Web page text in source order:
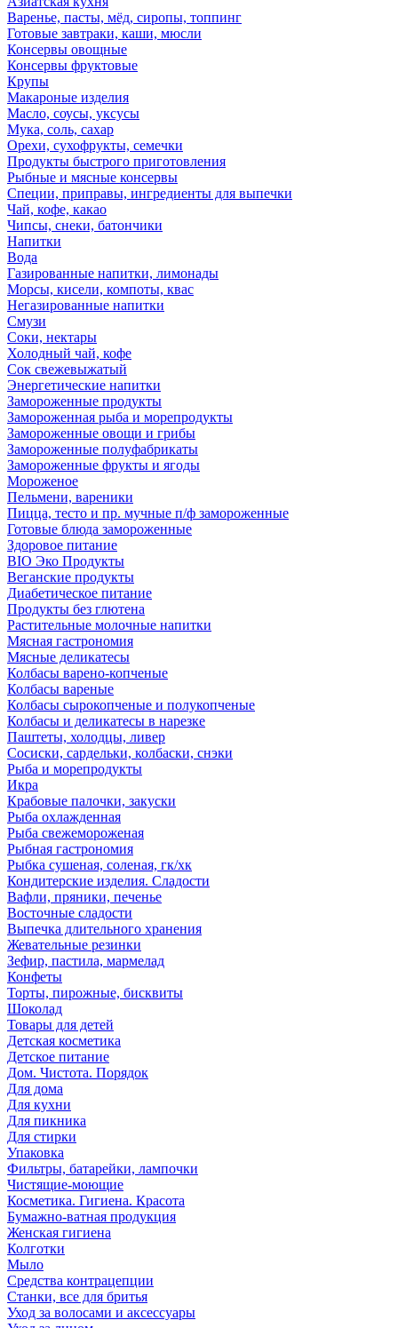
Варенье, пасты, мёд, сиропы, топпинг
Готовые завтраки, каши, мюсли
Консервы овощные
Консервы фруктовые
Крупы
Макароные изделия
Масло, соусы, уксусы
Мука, соль, сахар
Орехи, сухофрукты, семечки
Продукты быстрого приготовления
Рыбные и мясные консервы
Специи, приправы, ингредиенты для выпечки
Чай, кофе, какао
Чипсы, снеки, батончики
Напитки
Вода
Газированные напитки, лимонады
Морсы, кисели, компоты, квас
Негазированные напитки
Смузи
Соки, нектары
Холодный чай, кофе
Сок свежевыжатый
Энергетические напитки
Замороженные продукты
Замороженная рыба и морепродукты
Замороженные овощи и грибы
Замороженные полуфабрикаты
Замороженные фрукты и ягоды
Мороженое
Пельмени, вареники
Пицца, тесто и пр. мучные п/ф замороженные
Готовые блюда замороженные
Здоровое питание
BIO Эко Продукты
Веганские продукты
Диабетическое питание
Продукты без глютена
Растительные молочные напитки
Мясная гастрономия
Мясные деликатесы
Колбасы варено-копченые
Колбасы вареные
Колбасы сырокопченые и полукопченые
Колбасы и деликатесы в нарезке
Паштеты, холодцы, ливер
Сосиски, сардельки, колбаски, снэки
Рыба и морепродукты
Икра
Крабовые палочки, закуски
Рыба охлажденная
Рыба свежемороженая
Рыбная гастрономия
Рыбка сушеная, соленая, гк/хк
Кондитерские изделия. Сладости
Вафли, пряники, печенье
Восточные сладости
Выпечка длительного хранения
Жевательные резинки
Зефир, пастила, мармелад
Конфеты
Торты, пирожные, бисквиты
Шоколад
Товары для детей
Детская косметика
Детское питание
Дом. Чистота. Порядок
Для дома
Для кухни
Для пикника
Для стирки
Упаковка
Фильтры, батарейки, лампочки
Чистящие-моющие
Косметика. Гигиена. Красота
Бумажно-ватная продукция
Женская гигиена
Колготки
Мыло
Средства контрацепции
Станки, все для бритья
Уход за волосами и аксессуары